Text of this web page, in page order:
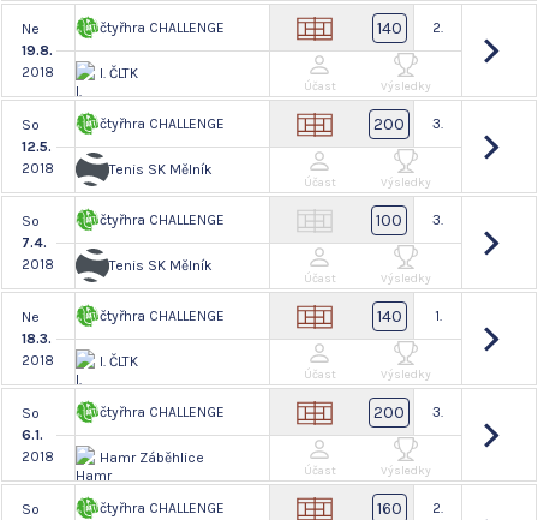
Ne
19.8.
2018
čtyřhra CHALLENGE
I. ČLTK
140 2.
Účast Výsledky
So
12.5.
2018
čtyřhra CHALLENGE
Tenis SK Mělník
200 3.
Účast Výsledky
So
7.4.
2018
čtyřhra CHALLENGE
Tenis SK Mělník
100 3.
Účast Výsledky
Ne
18.3.
2018
čtyřhra CHALLENGE
I. ČLTK
140 1.
Účast Výsledky
So
6.1.
2018
čtyřhra CHALLENGE
Hamr Záběhlice
200 3.
Účast Výsledky
So
čtyřhra CHALLENGE 160 2.